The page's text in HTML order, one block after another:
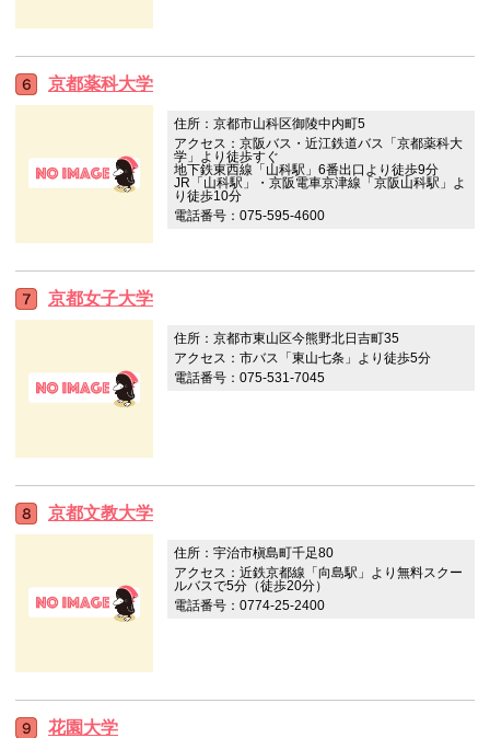
京都薬科大学
住所：京都市山科区御陵中内町5
アクセス：京阪バス・近江鉄道バス「京都薬科大
学」より徒歩すぐ
地下鉄東西線「山科駅」6番出口より徒歩9分
JR「山科駅」・京阪電車京津線「京阪山科駅」よ
り徒歩10分
電話番号：075-595-4600
京都女子大学
住所：京都市東山区今熊野北日吉町35
アクセス：市バス「東山七条」より徒歩5分
電話番号：075-531-7045
京都文教大学
住所：宇治市槇島町千足80
アクセス：近鉄京都線「向島駅」より無料スクー
ルバスで5分（徒歩20分）
電話番号：0774-25-2400
花園大学